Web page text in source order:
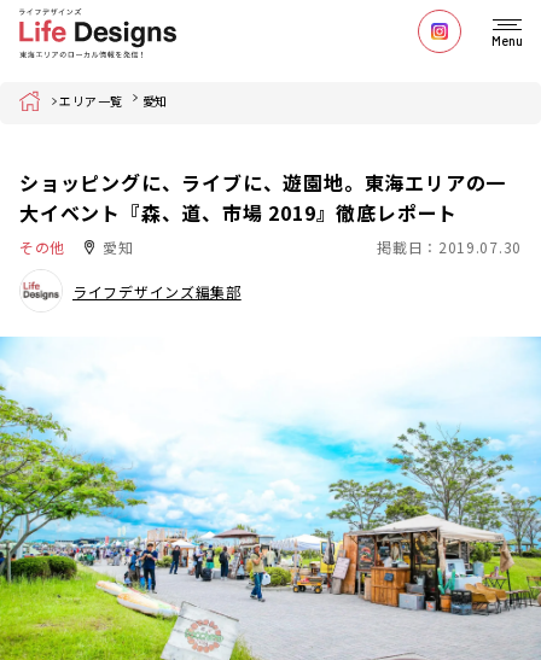
Menu
Home エリア一覧 愛知
ショッピングに、ライブに、遊園地。東海エリアの一
大イベント『森、道、市場 2019』徹底レポート
その他 愛知 掲載日：2019.07.30
ライフデザインズ編集部